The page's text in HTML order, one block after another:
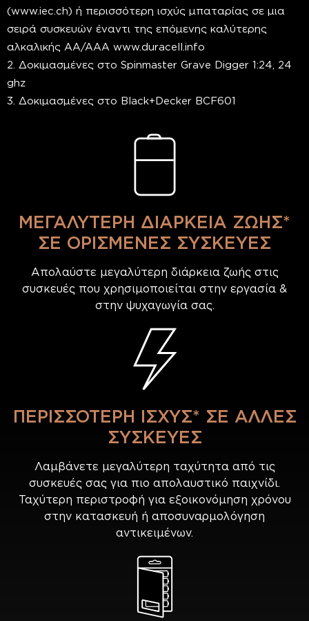
(www.iec.ch) ή περισσότερη ισχύς μπαταρίας σε μια
σειρά συσκευών έναντι της επόμενης καλύτερης
αλκαλικής AA/AAA www.duracell.info
2. Δοκιμασμένες στο Spinmaster Grave Digger 1:24, 24
ghz
3. Δοκιμασμένες στο Black+Decker BCF601
ΜΕΓΑΛΥΤΕΡΗ ΔΙΑΡΚΕΙΑ ΖΩΗΣ*
ΣΕ ΟΡΙΣΜΕΝΕΣ ΣΥΣΚΕΥΕΣ
Απολαύστε μεγαλύτερη διάρκεια ζωής στις
συσκευές που χρησιμοποιείται στην εργασία &
στην ψυχαγωγία σας.
ΠΕΡΙΣΣΟΤΕΡΗ ΙΣΧΥΣ* ΣΕ ΑΛΛΕΣ
ΣΥΣΚΕΥΕΣ
Λαμβάνετε μεγαλύτερη ταχύτητα από τις
συσκευές σας για πιο απολαυστικό παιχνίδι.
Ταχύτερη περιστροφή για εξοικονόμηση χρόνου
στην κατασκευή ή αποσυναρμολόγηση
αντικειμένων.